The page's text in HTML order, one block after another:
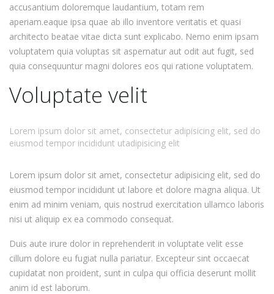
accusantium doloremque laudantium, totam rem
aperiam.eaque ipsa quae ab illo inventore veritatis et quasi
architecto beatae vitae dicta sunt explicabo. Nemo enim ipsam
voluptatem quia voluptas sit aspernatur aut odit aut fugit, sed
quia consequuntur magni dolores eos qui ratione voluptatem.
Voluptate velit
Lorem ipsum dolor sit amet, consectetur adipisicing elit, sed do
eiusmod tempor incididunt utadipisicing elit
Lorem ipsum dolor sit amet, consectetur adipisicing elit, sed do
eiusmod tempor incididunt ut labore et dolore magna aliqua. Ut
enim ad minim veniam, quis nostrud exercitation ullamco laboris
nisi ut aliquip ex ea commodo consequat.
Duis aute irure dolor in reprehenderit in voluptate velit esse
cillum dolore eu fugiat nulla pariatur. Excepteur sint occaecat
cupidatat non proident, sunt in culpa qui officia deserunt mollit
anim id est laborum.